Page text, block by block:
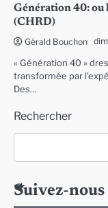
Génération 40: ou
(CHRD)
Gérald Bouchon
« Génération 40 »
transformée par
Des…
Rechercher
Suivez-nous